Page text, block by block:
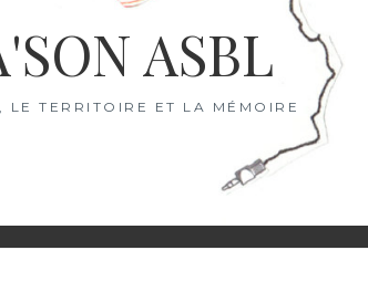
ASBL
LE TERRITOIRE ET LA MÉMOIRE